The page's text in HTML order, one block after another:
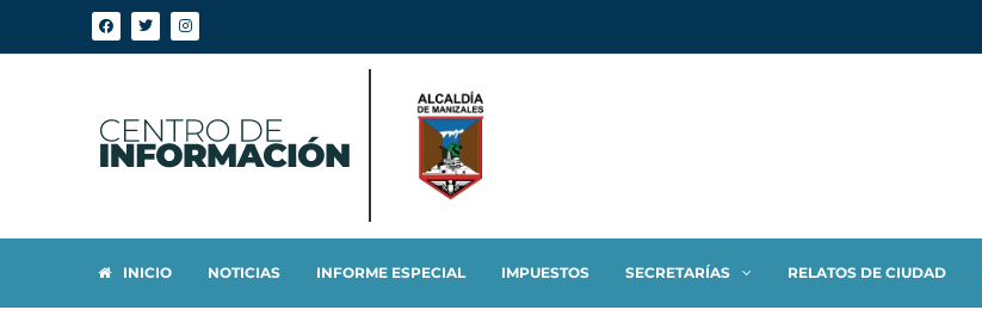
INICIO NOTICIAS INFORME ESPECIAL IMPUESTOS SECRETARÍAS RELATOS DE CIUDAD